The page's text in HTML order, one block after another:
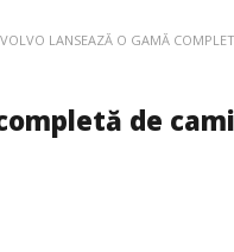
VOLVO LANSEAZĂ O GAMĂ
de